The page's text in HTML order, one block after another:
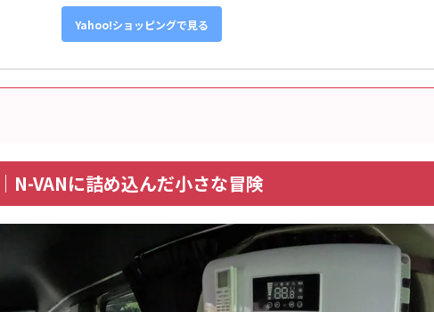
Yahoo!ショッピングで見る
N-VANに詰め込んだ小さな冒険